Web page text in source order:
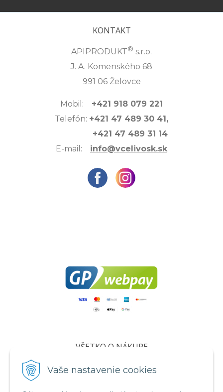
Vaše nastavenie cookies
KONTAKT
APIPRODUKT® s.r.o.
J. A. Komenského 68
991 06 Želovce
Mobil: +421 918 079 221
Telefón: +421 47 489 30 41,
+421 47 489 31 14
E-mail: info@vcelivosk.sk
VŠETKO O NÁKUPE
Certifikáty